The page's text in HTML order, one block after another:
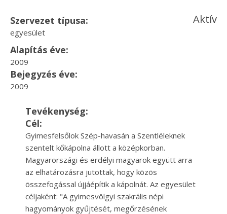
Szervezet típusa:
egyesület
Aktív
Alapítás éve:
2009
Bejegyzés éve:
2009
Tevékenység:
Cél:
Gyimesfelsőlok Szép-havasán a Szentléleknek
szentelt kőkápolna állott a középkorban.
Magyarországi és erdélyi magyarok együtt arra
az elhatározásra jutottak, hogy közös
összefogással újjáépítik a kápolnát. Az egyesület
céljaként: "A gyimesvölgyi szakrális népi
hagyományok gyűjtését, megőrzésének